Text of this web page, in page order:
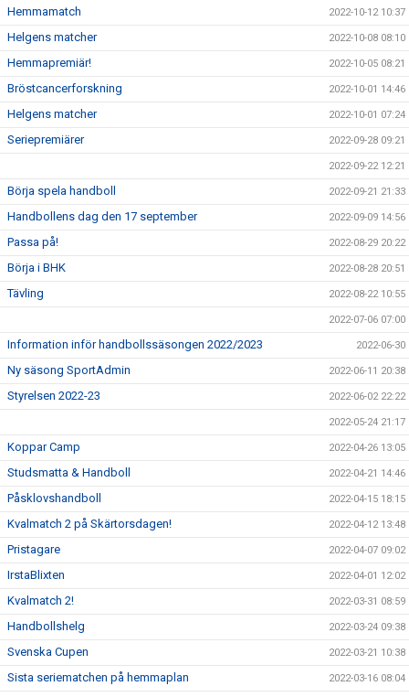
Hemmamatch 2022-10-12 10:37
Helgens matcher 2022-10-08 08:10
Hemmapremiär! 2022-10-05 08:21
Bröstcancerforskning 2022-10-01 14:46
Helgens matcher 2022-10-01 07:24
Seriepremiärer 2022-09-28 09:21
2022-09-22 12:21
Börja spela handboll 2022-09-21 21:33
Handbollens dag den 17 september 2022-09-09 14:56
Passa på! 2022-08-29 20:22
Börja i BHK 2022-08-28 20:51
Tävling 2022-08-22 10:55
2022-07-06 07:00
Information inför handbollssäsongen 2022/2023 2022-06-30
Ny säsong SportAdmin 2022-06-11 20:38
Styrelsen 2022-23 2022-06-02 22:22
2022-05-24 21:17
Koppar Camp 2022-04-26 13:05
Studsmatta & Handboll 2022-04-21 14:46
Påsklovshandboll 2022-04-15 18:15
Kvalmatch 2 på Skärtorsdagen! 2022-04-12 13:48
Pristagare 2022-04-07 09:02
IrstaBlixten 2022-04-01 12:02
Kvalmatch 2! 2022-03-31 08:59
Handbollshelg 2022-03-24 09:38
Svenska Cupen 2022-03-21 10:38
Sista seriematchen på hemmaplan 2022-03-16 08:04